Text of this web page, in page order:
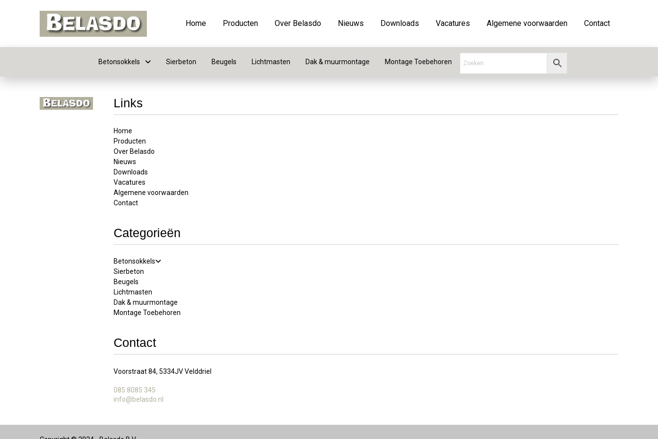
Home Producten Over Belasdo Nieuws Downloads Vacatures Algemene voorwaarden Contact
Betonsokkels Sierbeton Beugels Lichtmasten Dak & muurmontage Montage Toebehoren
Links
Home
Producten
Over Belasdo
Nieuws
Downloads
Vacatures
Algemene voorwaarden
Contact
Categorieën
Betonsokkels
Sierbeton
Beugels
Lichtmasten
Dak & muurmontage
Montage Toebehoren
Contact
Voorstraat 84, 5334JV Velddriel
085 8085 345
info@belasdo.nl